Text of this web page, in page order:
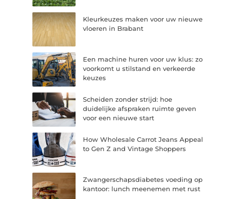
Kleurkeuzes maken voor uw nieuwe
vloeren in Brabant
Een machine huren voor uw klus: zo
voorkomt u stilstand en verkeerde
keuzes
Scheiden zonder strijd: hoe
duidelijke afspraken ruimte geven
voor een nieuwe start
How Wholesale Carrot Jeans Appeal
to Gen Z and Vintage Shoppers
Zwangerschapsdiabetes voeding op
kantoor: lunch meenemen met rust